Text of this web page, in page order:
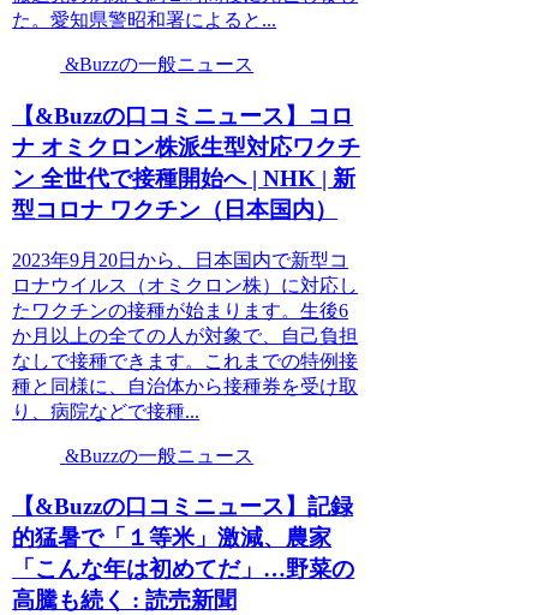
た。愛知県警昭和署によると...
&Buzzの一般ニュース
【&Buzzの口コミニュース】コロ
ナ オミクロン株派生型対応ワクチ
ン 全世代で接種開始へ | NHK | 新
型コロナ ワクチン（日本国内）
2023年9月20日から、日本国内で新型コ
ロナウイルス（オミクロン株）に対応し
たワクチンの接種が始まります。生後6
か月以上の全ての人が対象で、自己負担
なしで接種できます。これまでの特例接
種と同様に、自治体から接種券を受け取
り、病院などで接種...
&Buzzの一般ニュース
【&Buzzの口コミニュース】記録
的猛暑で「１等米」激減、農家
「こんな年は初めてだ」…野菜の
高騰も続く : 読売新聞